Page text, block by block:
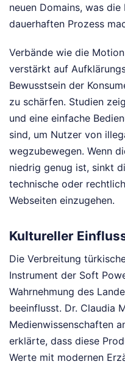
neuen Domains, was
dauerhaften Prozess
Verbände wie die
verstärkt auf
Bewusstsein der
zu schärfen. Studien
und eine einfache
sind, um Nutzer von
wegzubewegen. Wenn
niedrig genug ist, sinkt
technische oder
Webseiten einzugehen.
Kultureller
Die Verbreitung
Instrument der Soft
Wahrnehmung des
beeinflusst. Dr. Claudia
Medienwissenschaften
erklärte, dass diese
Werte mit modernen